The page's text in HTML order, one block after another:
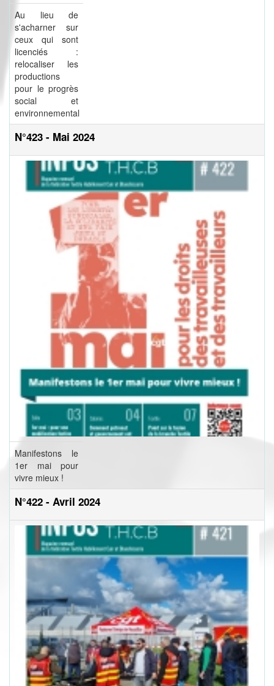
Au lieu de
s'acharner sur
ceux qui sont
licenciés :
relocaliser les
productions
pour le progrès
social et
environnemental
N°423 - Mai 2024
Manifestons le
1er mai pour
vivre mieux !
N°422 - Avril 2024